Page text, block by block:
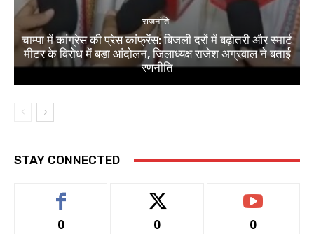
राजनीति
चाम्पा में कांग्रेस की प्रेस कांफ्रेंस: बिजली दरों में बढ़ोतरी और स्मार्ट
मीटर के विरोध में बड़ा आंदोलन, जिलाध्यक्ष राजेश अग्रवाल ने बताई
रणनीति
STAY CONNECTED
0 0 0